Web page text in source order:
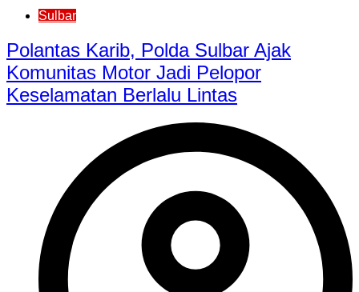
Sulbar
Polantas Karib, Polda Sulbar Ajak
Komunitas Motor Jadi Pelopor
Keselamatan Berlalu Lintas